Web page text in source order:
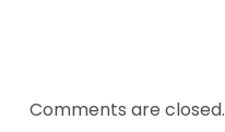
Comments are closed.